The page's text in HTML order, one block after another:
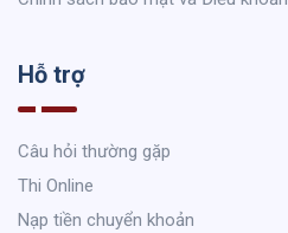
Hỗ trợ
Câu hỏi thường gặp
Thi Online
Nạp tiền chuyển khoản